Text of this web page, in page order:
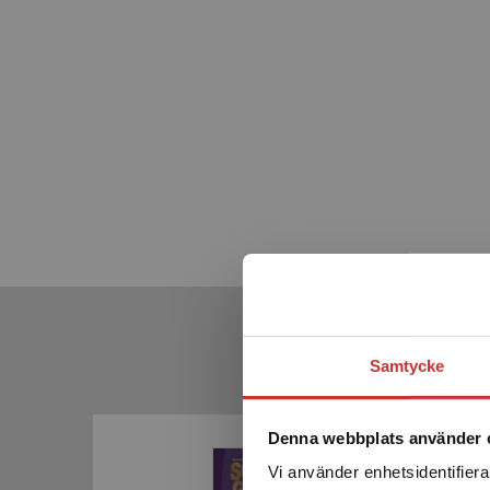
Samtycke
Denna webbplats använder
Vi använder
Kommande
Framtagen för Gy25